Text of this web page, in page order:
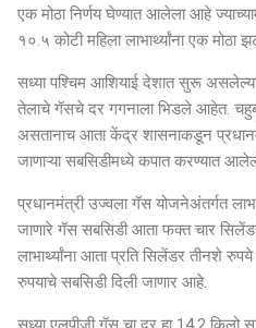
एक मोठा निर्णय घेण्यात आलेला आहे
१०.५ कोटी महिला लाभार्थ्यांना एक
सध्या पश्चिम आशियाई देशात सुरू
तेलाचे गॅसचे दर गगनाला भिडले आहेत.
असतानाच आता केंद्र शासनाकडून
जाणाऱ्या सबसिडीमध्ये कपात करण्यात
प्रधानमंत्री उज्वला गॅस योजनेअंतर्गत
जाणारे गॅस सबसिडी आता फक्त चार
लाभार्थ्यांना आता प्रति सिलेंडर तीनशे रुपये
रुपयाचे सबसिडी दिली जाणार आहे.